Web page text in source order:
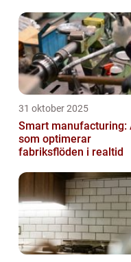
31 oktober 2025
Smart manufacturing:
som optimerar
fabriksflöden i realtid